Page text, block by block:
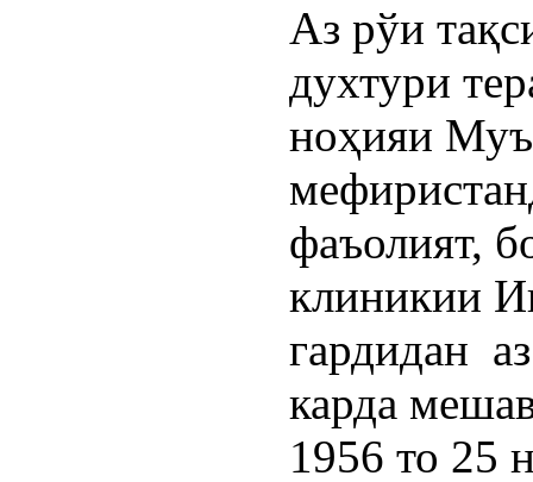
Аз рўи
духтури
ноҳияи
фаъолият,
клиникии
гардидан
карда
1956 то 25